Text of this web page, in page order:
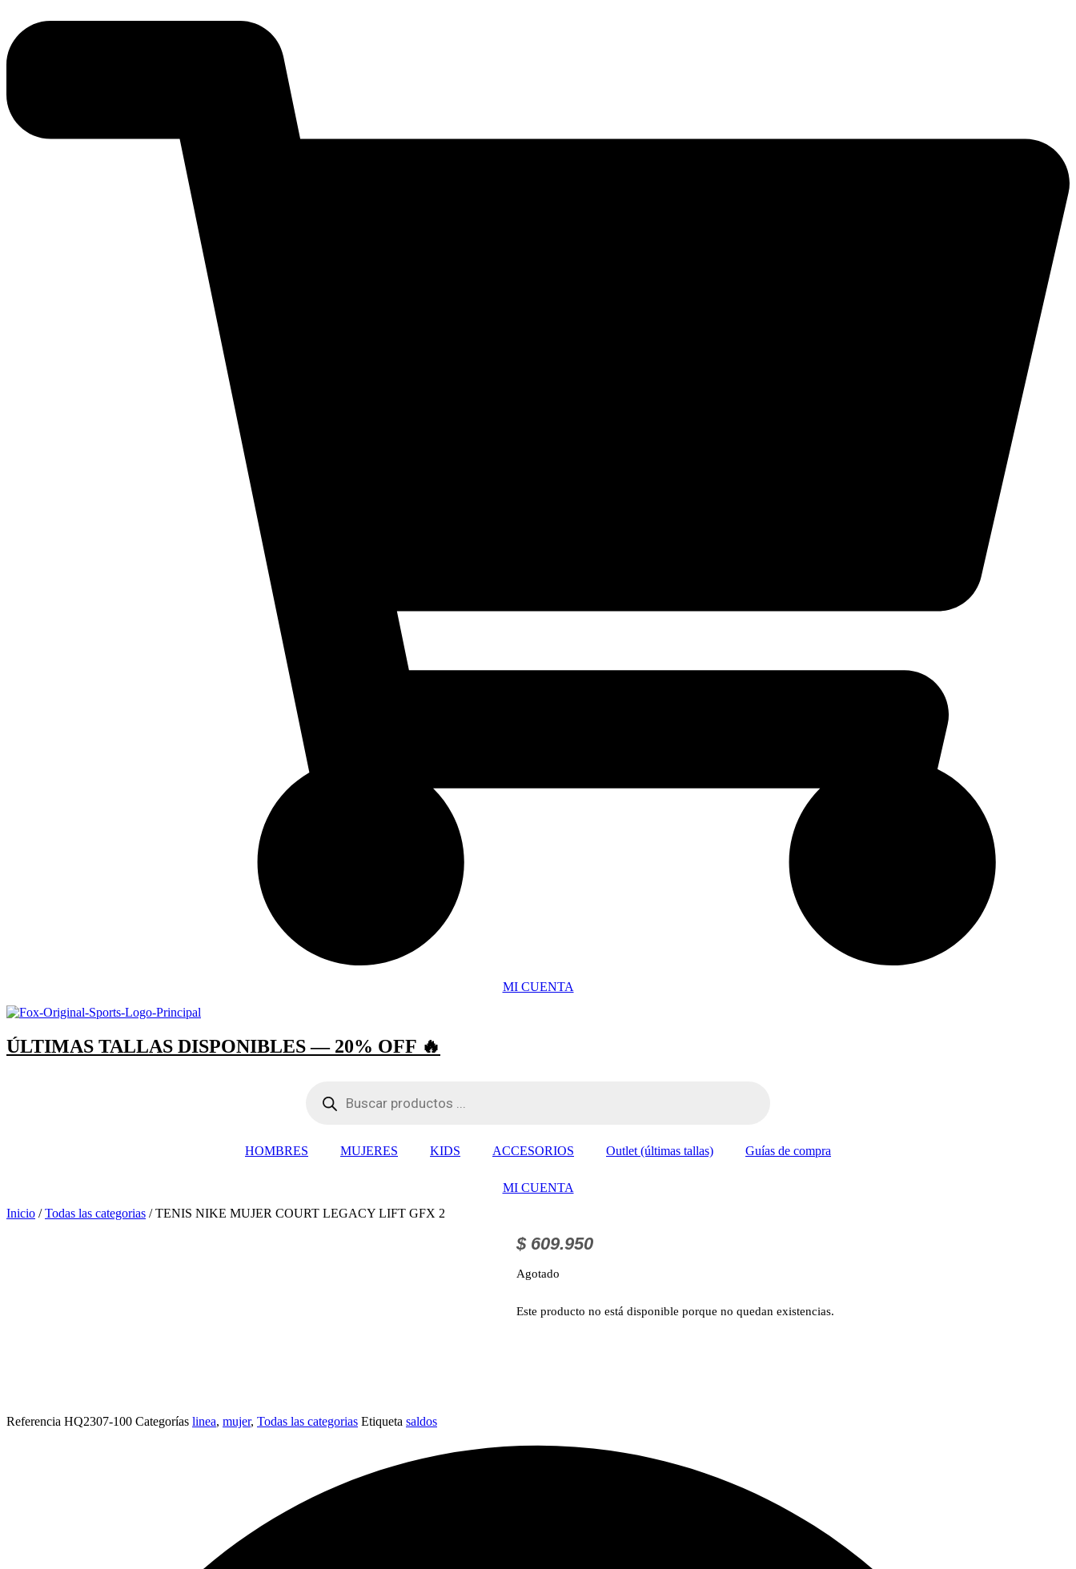
MI CUENTA
ÚLTIMAS TALLAS DISPONIBLES — 20% OFF 🔥
productos
HOMBRES MUJERES KIDS ACCESORIOS Outlet (últimas tallas) Guías de compra
MI CUENTA
Inicio /Todas las categorias / TENIS NIKE MUJER COURT LEGACY LIFT GFX 2
$609.950
Agotado
Este producto no está disponible porque no quedan existencias.
Referencia HQ2307-100 Categorías linea, mujer, Todas las categorias Etiqueta saldos